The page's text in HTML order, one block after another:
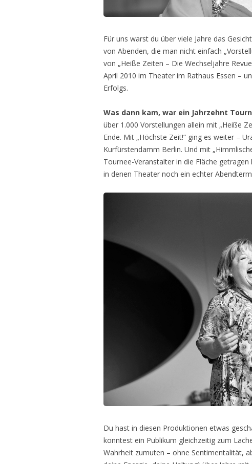
Für uns warst du über viele Jahre das
von Abenden, die man nicht einfach
von „Heiße Zeiten – Die Wechseljahre
April 2010 im Theater im Rathaus Essen –
Erfolgs.
Was dann kam, war ein Jahrzehnt
über 1.000 Vorstellungen allein mit „Heiße
Ende. Mit „Höchste Zeit!“ ging es weiter –
Kurfürstendamm Berlin. Und mit
Tournee-Veranstalter in die Fläche
in denen Theater noch ein echter
Du hast in diesen Produktionen etwas
konntest ein Publikum gleichzeitig zum
Wahrheit zumuten – ohne Sentimentalität,